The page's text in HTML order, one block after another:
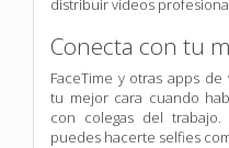
distribuir vídeos
Conecta con tu
FaceTime y otras apps
tu mejor cara cuando
con colegas del trabajo.
puedes hacerte selfies